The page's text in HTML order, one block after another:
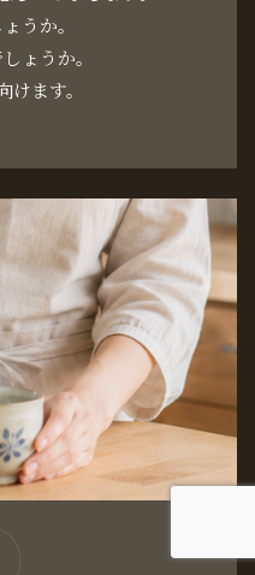
うか。
ょうか。
ます。